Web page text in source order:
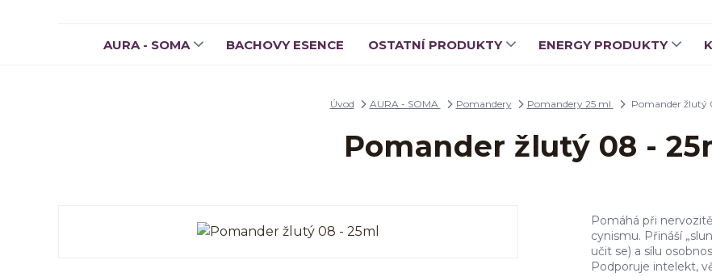
AURA - SOMA BACHOVY ESENCE OSTATNÍ PRODUKTY ENERGY PRODUKTY
Úvod AURA - SOMA Pomandery Pomandery 25 ml Pomander žlutý
Pomander žlutý 08 -
Pomáhá při
cynismu. Přináší
učit se) a sílu
Podporuje intelekt,